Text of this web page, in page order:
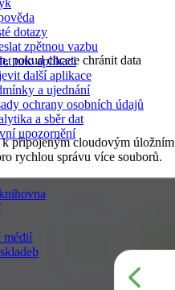
dotazy
zpětnou vazbu
tuto aplikaci
další aplikace
a ujednání
ochrany osobních údajů
a sběr dat
upozornění
médií
pokud chcete chránit data
k připojeným cloudovým úložním
rychlou správu více souborů.